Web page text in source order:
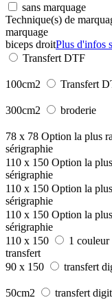
sans marquage
Technique(s) de
marquage
biceps droitPlus d'infos
Transfert DTF
100cm2 Transfert
300cm2 broderie
78 x 78 Option la plus
sérigraphie
110 x 150 Option la
sérigraphie
110 x 150 Option la
sérigraphie
110 x 150 Option la
sérigraphie
110 x 150
1 couleur
transfert
90 x 150
transfert
50cm2 transfert